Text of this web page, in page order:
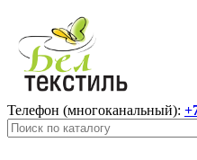
Телефон (многоканальный):